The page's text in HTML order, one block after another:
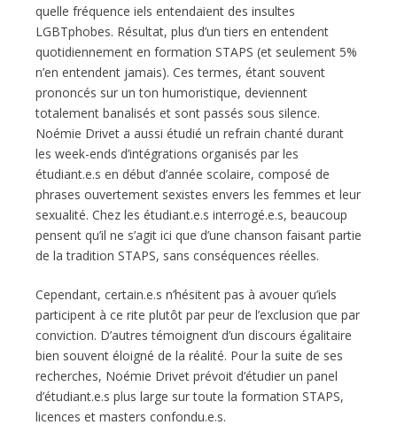
quelle fréquence iels entendaient des insultes
LGBTphobes. Résultat, plus d’un tiers en entendent
quotidiennement en formation STAPS (et seulement 5%
n’en entendent jamais). Ces termes, étant souvent
prononcés sur un ton humoristique, deviennent
totalement banalisés et sont passés sous silence.
Noémie Drivet a aussi étudié un refrain chanté durant
les week-ends d’intégrations organisés par les
étudiant.e.s en début d’année scolaire, composé de
phrases ouvertement sexistes envers les femmes et leur
sexualité. Chez les étudiant.e.s interrogé.e.s, beaucoup
pensent qu’il ne s’agit ici que d’une chanson faisant partie
de la tradition STAPS, sans conséquences réelles.
Cependant, certain.e.s n’hésitent pas à avouer qu’iels
participent à ce rite plutôt par peur de l’exclusion que par
conviction. D’autres témoignent d’un discours égalitaire
bien souvent éloigné de la réalité. Pour la suite de ses
recherches, Noémie Drivet prévoit d’étudier un panel
d’étudiant.e.s plus large sur toute la formation STAPS,
licences et masters confondu.e.s.